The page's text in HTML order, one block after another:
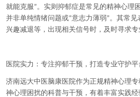
就能克服” 。实则抑郁症是常见的精神心理
并非单纯情绪问题或“意志力薄弱” 。其常见
兴趣减退等，出现相关信号时，及时寻求专
医院实力：专注抑郁干预，打造专业守护平
济南远大中医脑康医院作为正规精神心理
神心理困扰的科普与干预，有着丰富实践经